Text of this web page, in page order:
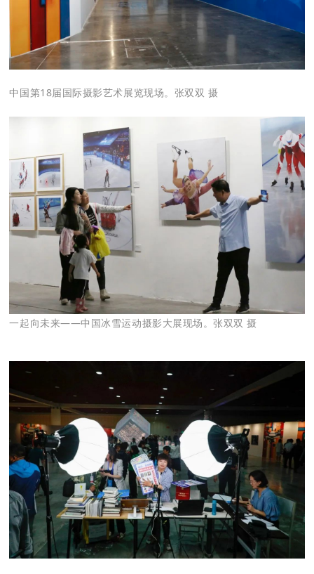
中国第18届国际摄影艺术展览现场。张双双 摄
一起向未来——中国冰雪运动摄影大展现场。张双双 摄